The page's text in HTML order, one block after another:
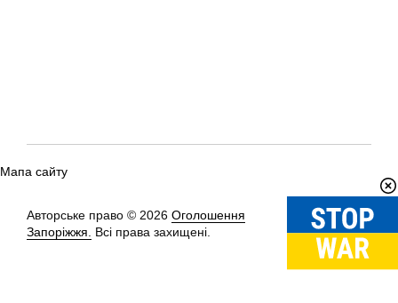
Мапа сайту
Авторське право © 2026 Оголошення
Запоріжжя.
Всі права захищені.
Вгору↑